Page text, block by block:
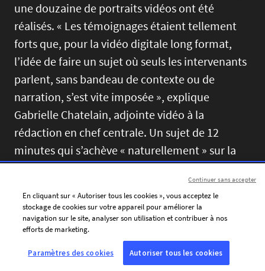
une douzaine de portraits vidéos ont été
réalisés. « Les témoignages étaient tellement
forts que, pour la vidéo digitale long format,
l’idée de faire un sujet où seuls les intervenants
parlent, sans bandeau de contexte ou de
narration, s’est vite imposée », explique
Gabrielle Chatelain, adjointe vidéo à la
rédaction en chef centrale. Un sujet de 12
minutes qui s’achève « naturellement » sur la
Française Julia Wallach. Les images brutes de
cette survivante de 99 ans déportée à Auschwitz
sont à première vue à la limite de l’exploitable
et pourtant tellement fortes. Elle a parfois du
mal à parler, s’arrête, s’emmêle. Sa petite-fille
essaye de la guider, la gronde gentiment, la
En cliquant sur « Autoriser tous les cookies », vous acceptez le
stockage de cookies sur votre appareil pour améliorer la
navigation sur le site, analyser son utilisation et contribuer à nos
efforts de marketing.
Paramètres des cookies Autoriser tous les cookies
Continuer sans accepter